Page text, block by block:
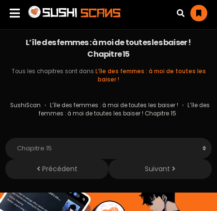
L’île des femmes : à moi de toutes les baiser !
Chapitre 15
Tous les chapitres sont dans L’île des femmes : à moi de toutes les
baiser !
SushiScan › L’île des femmes : à moi de toutes les baiser ! › L’île des
femmes : à moi de toutes les baiser ! Chapitre 15
Précédent Suivant